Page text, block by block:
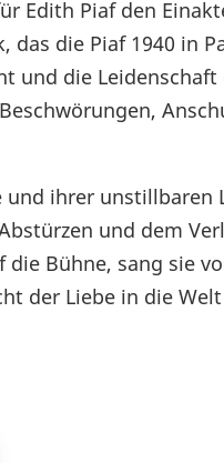
Edith Piaf den
das die Piaf 1940 in
und die
ihrer unstillbaren
und dem
Bühne, sang sie
der Liebe in die